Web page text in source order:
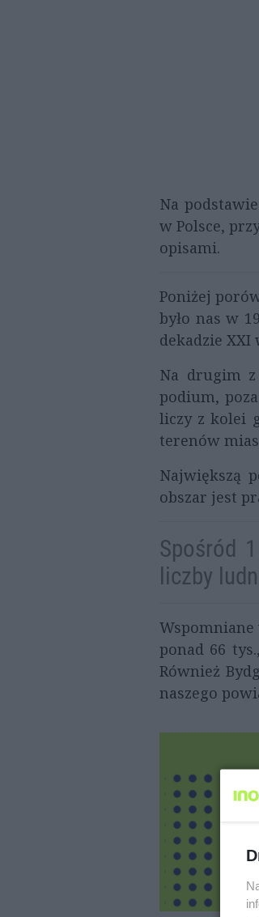
Na
w Polsce,
opisami.
Poniżej
było nas w
dekadzie XXI
Na drugim z
podium,
liczy z kolei
terenów
Największą
obszar jest
Spośród
liczby
ponad 66
Również
naszego